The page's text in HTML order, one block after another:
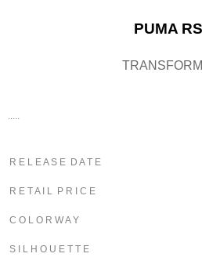
PUMA
R E L E A S E D A T E
R E T A I L P R I C E
C O L O R W A Y
S I L H O U E T T E